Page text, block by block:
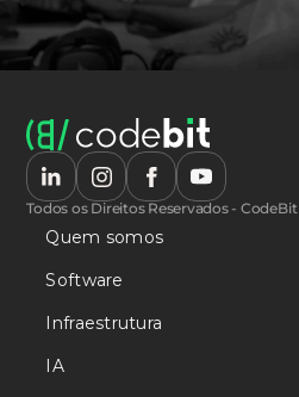
Todos os Direitos Reservados - CodeBit
Quem somos
Software
Infraestrutura
IA